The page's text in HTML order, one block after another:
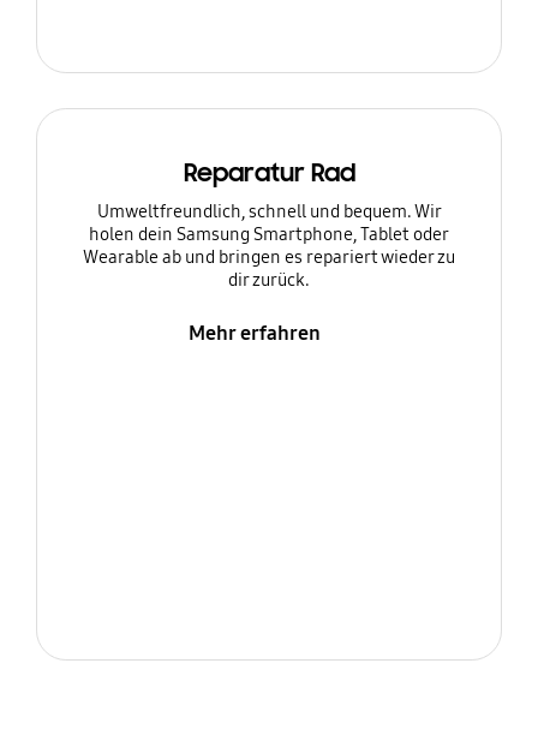
Reparatur Rad
Umweltfreundlich, schnell und bequem. Wir
holen dein Samsung Smartphone, Tablet oder
Wearable ab und bringen es repariert wieder zu
dir zurück.
Mehr erfahren